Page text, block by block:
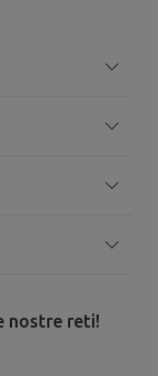
nostre reti!